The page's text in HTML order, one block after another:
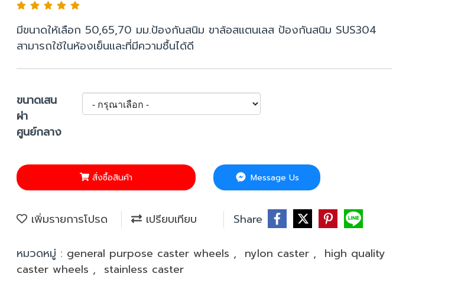
มีขนาดให้เลือก 50,65,70 มม.ป้องกันสนิม ขาล้อสแตนเลส ป้องกันสนิม SUS304
สามารถใช้ในห้องเย็นและที่มีความชื้นได้ดี
ขนาดเสน
ผ่า
ศูนย์กลาง
สั่งซื้อสินค้า Message Us
เพิ่มรายการโปรด เปรียบเทียบ Share
หมวดหมู่ : general purpose caster wheels , nylon caster , high quality
caster wheels , stainless caster